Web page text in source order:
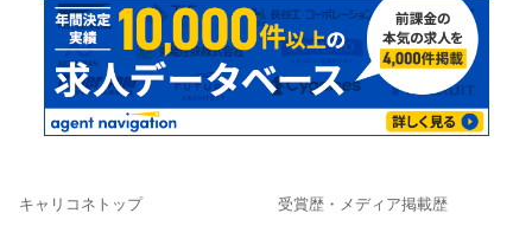
キャリコネトップ 受賞歴・メディア掲載歴